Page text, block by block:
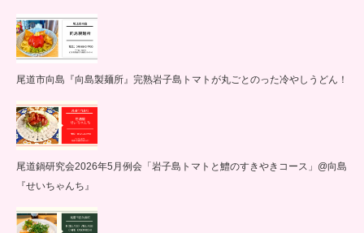
尾道市向島『向島製麺所』完熟岩子島トマトが丸ごとのった冷やしうどん！
尾道鍋研究会2026年5月例会「岩子島トマトと鱧のすきやきコース」@向島
『せいちゃんち』